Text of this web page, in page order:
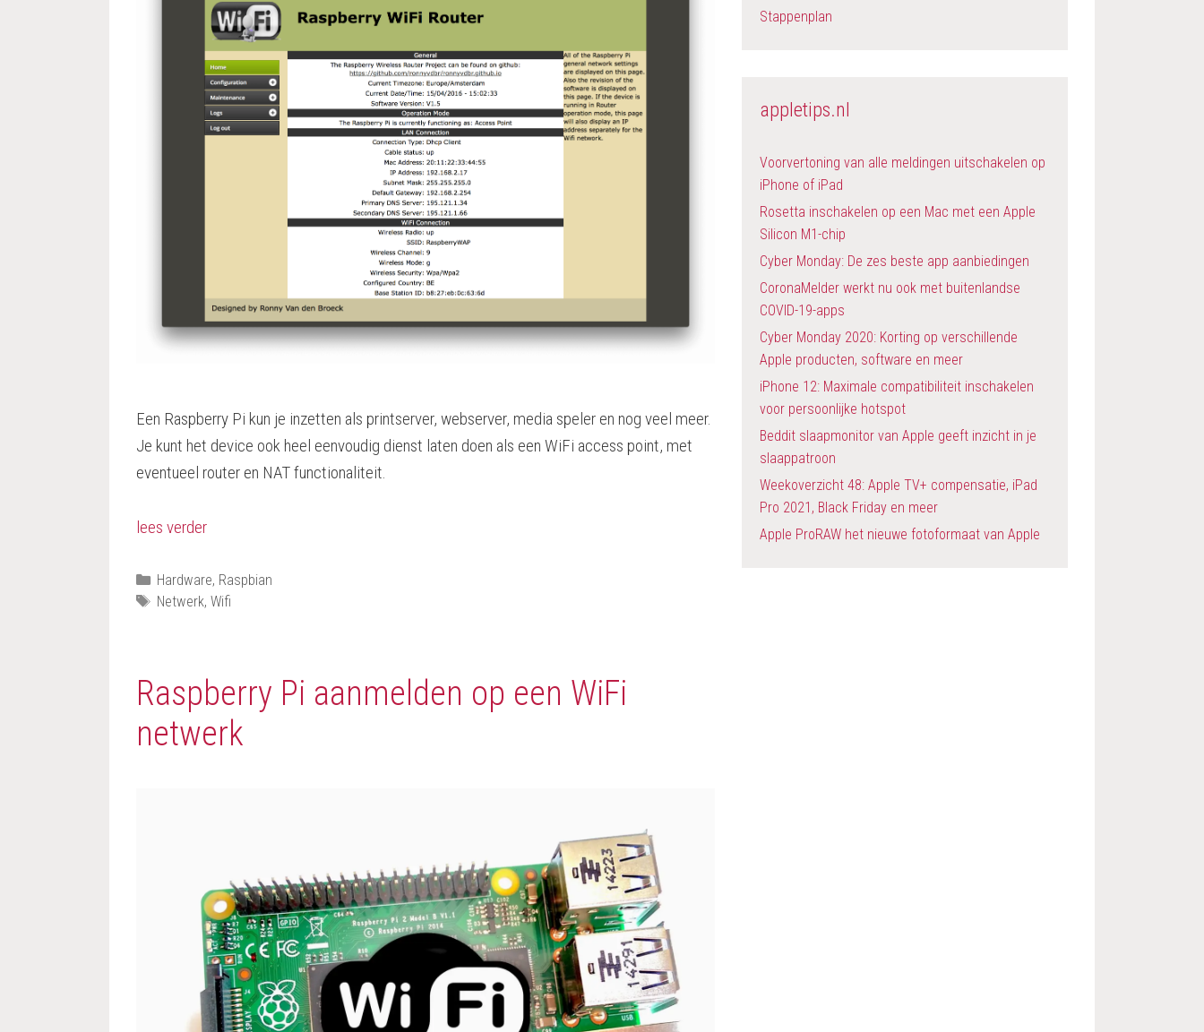
Een Raspberry Pi kun je inzetten als printserver, webserver, media speler en nog veel meer.
Je kunt het device ook heel eenvoudig dienst laten doen als een WiFi access point, met
eventueel router en NAT functionaliteit.
lees verder
Categorieën
Hardware, Raspbian
Tags
Netwerk, Wifi
Raspberry Pi aanmelden op een WiFi
netwerk
Stappenplan
appletips.nl
Voorvertoning van alle meldingen uitschakelen op
iPhone of iPad
Rosetta inschakelen op een Mac met een Apple
Silicon M1-chip
Cyber Monday: De zes beste app aanbiedingen
CoronaMelder werkt nu ook met buitenlandse
COVID-19-apps
Cyber Monday 2020: Korting op verschillende
Apple producten, software en meer
iPhone 12: Maximale compatibiliteit inschakelen
voor persoonlijke hotspot
Beddit slaapmonitor van Apple geeft inzicht in je
slaappatroon
Weekoverzicht 48: Apple TV+ compensatie, iPad
Pro 2021, Black Friday en meer
Apple ProRAW het nieuwe fotoformaat van Apple